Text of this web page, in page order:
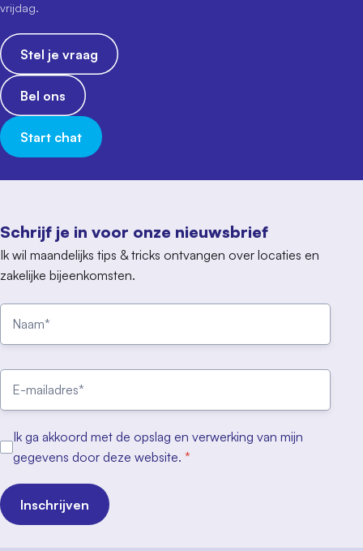
Schrijf je in voor onze nieuwsbrief
Ik wil maandelijks tips & tricks ontvangen over locaties en
zakelijke bijeenkomsten.
Ik ga akkoord met de opslag en verwerking van mijn
gegevens door deze website. *
Inschrijven
vrijdag.
Stel je vraag
Bel ons
Start chat